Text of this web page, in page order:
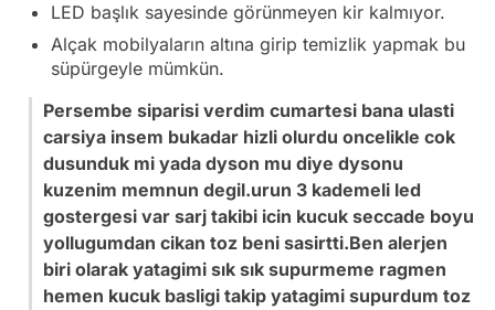
LED başlık sayesinde görünmeyen kir kalmıyor.
Alçak mobilyaların altına girip temizlik yapmak bu
süpürgeyle mümkün.
Persembe siparisi verdim cumartesi bana ulasti
carsiya insem bukadar hizli olurdu oncelikle cok
dusunduk mi yada dyson mu diye dysonu
kuzenim memnun degil.urun 3 kademeli led
gostergesi var sarj takibi icin kucuk seccade boyu
yollugumdan cikan toz beni sasirtti.Ben alerjen
biri olarak yatagimi sık sık supurmeme ragmen
hemen kucuk basligi takip yatagimi supurdum toz